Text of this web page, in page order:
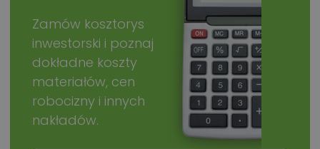
Zamów kosztorys
inwestorski i poznaj
dokładne koszty
materiałów, cen
robocizny i innych
nakładów.